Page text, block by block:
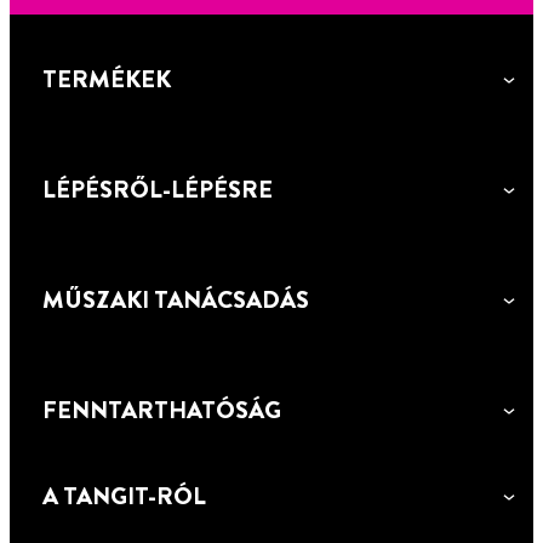
csőragasztó
CSŐMENETTÖMÍTŐ ZSINÓR
Csőmenettömítő zsinór
TERMÉKEK
LÉPÉSRŐL-LÉPÉSRE
MŰSZAKI TANÁCSADÁS
FENNTARTHATÓSÁG
A TANGIT-RÓL